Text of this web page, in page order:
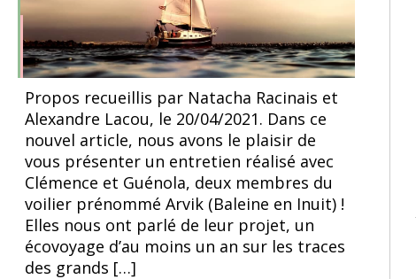
Propos recueillis par Natacha Racinais et
Alexandre Lacou, le 20/04/2021. Dans ce
nouvel article, nous avons le plaisir de
vous présenter un entretien réalisé avec
Clémence et Guénola, deux membres du
voilier prénommé Arvik (Baleine en Inuit) !
Elles nous ont parlé de leur projet, un
écovoyage d’au moins un an sur les traces
des grands […]